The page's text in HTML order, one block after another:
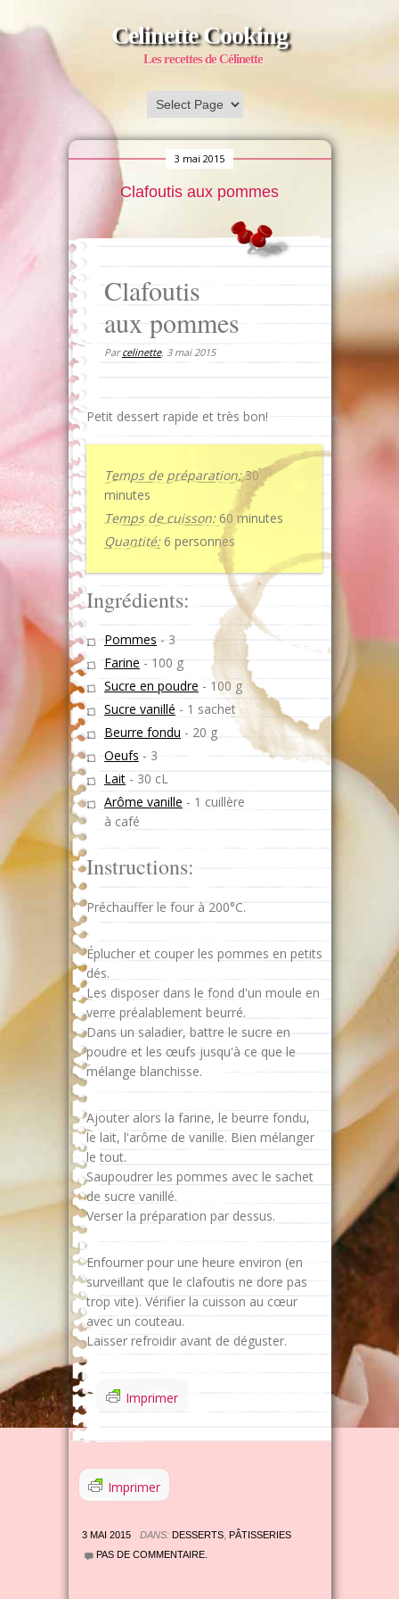
Celinette Cooking
Les recettes de Célinette
3 mai 2015
Clafoutis aux pommes
Clafoutis
aux pommes
Parcelinette, 3 mai 2015
Petit dessert rapide et très bon!
Temps de préparation:30
minutes
Temps de cuisson: 60 minutes
Quantité: 6 personnes
Ingrédients:
Pommes - 3
Farine-100 g
Sucre en poudre - 100 g
Sucre vanillé - 1 sachet
Beurre fondu - 20 g
Oeufs - 3
Lait- 30 cL
Arôme vanille - 1 cuillère
à café
Instructions:
Préchauffer le four à 200°C.
Éplucher et couper les pommes en petits
dés.
Les disposer dans le fond d'un moule en
verre préalablement beurré.
Dans un saladier, battre le sucre en
poudre et les œufs jusqu'à ce que le
mélange blanchisse.
Ajouter alors la farine, le beurre fondu,
le lait, l'arôme de vanille. Bien mélanger
le tout.
Saupoudrer les pommes avec le sachet
de sucre vanillé.
Verser la préparation par dessus.
Enfourner pour une heure environ (en
surveillant que le clafoutis ne dore pas
trop vite). Vérifier la cuisson au cœur
avec un couteau.
Laisser refroidir avant de déguster.
Imprimer
Imprimer
3 MAI 2015 DANS: DESSERTS, PÂTISSERIES
PAS DE COMMENTAIRE.